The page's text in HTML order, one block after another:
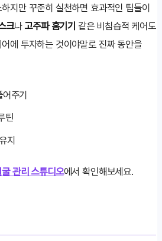
지만 꾸준히 실천하면 효과적인 팁들이
크나고주파 홈기기 같은 비침습적 케어도
에 투자하는 것이야말로 진짜 동안을
주기
틴
지
관리 스튜디오에서 확인해보세요.